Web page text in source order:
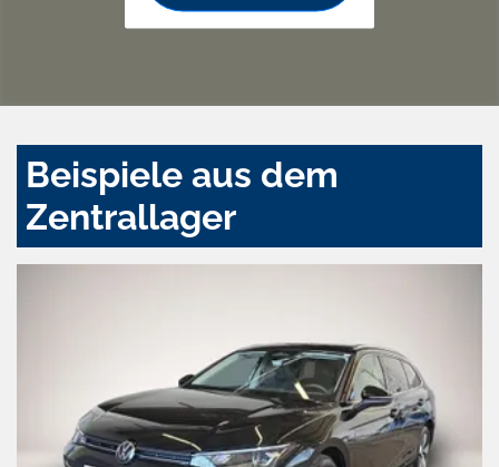
Beispiele aus dem
Zentrallager